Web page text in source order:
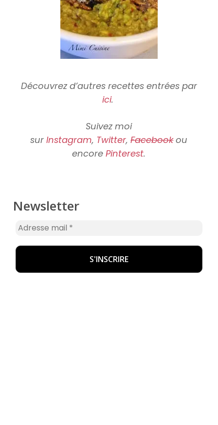
Découvrez d’autres recettes entrées par
ici.
Suivez moi
surInstagram, Twitter,Facebookou
encorePinterest.
Newsletter